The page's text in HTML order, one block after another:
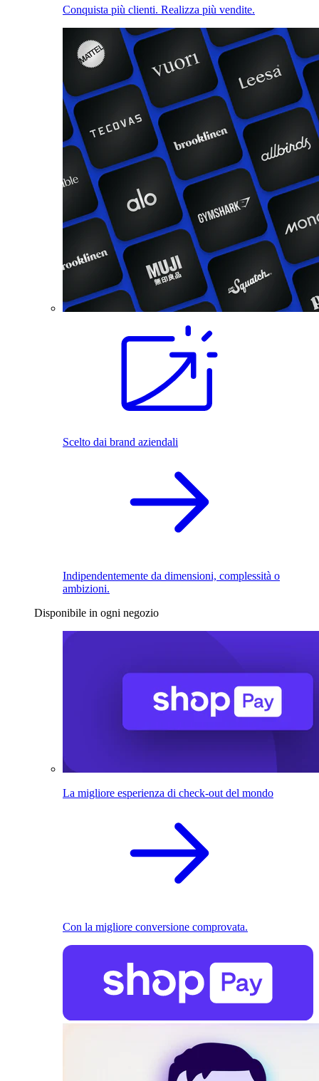
Conquista più clienti. Realizza più vendite.
Scelto dai brand aziendali
Indipendentemente da dimensioni, complessità o
ambizioni.
Disponibile in ogni negozio
La migliore esperienza di check-out del mondo
Con la migliore conversione comprovata.